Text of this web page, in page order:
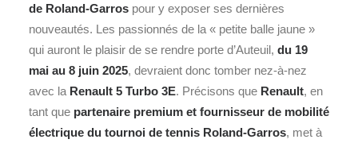
de Roland-Garros pour y exposer ses dernières
nouveautés. Les passionnés de la « petite balle jaune »
qui auront le plaisir de se rendre porte d’Auteuil, du 19
mai au 8 juin 2025, devraient donc tomber nez-à-nez
avec la Renault 5 Turbo 3E. Précisons que Renault, en
tant que partenaire premium et fournisseur de mobilité
électrique du tournoi de tennis Roland-Garros, met à